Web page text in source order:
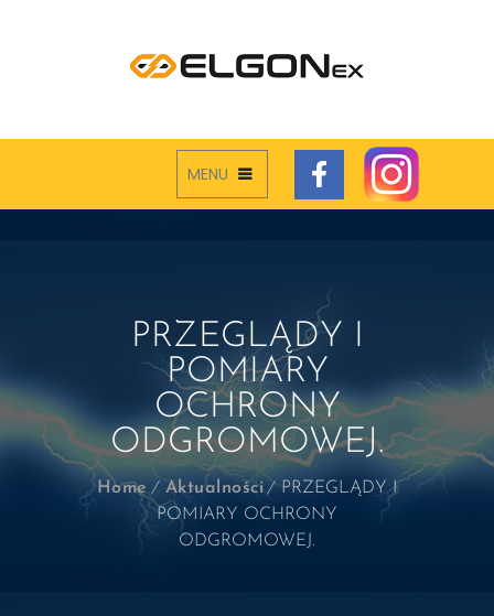
MENU
PRZEGLĄDY I
POMIARY
OCHRONY
ODGROMOWEJ.
Home Aktualności
PRZEGLĄDY I
POMIARY OCHRONY
ODGROMOWEJ.